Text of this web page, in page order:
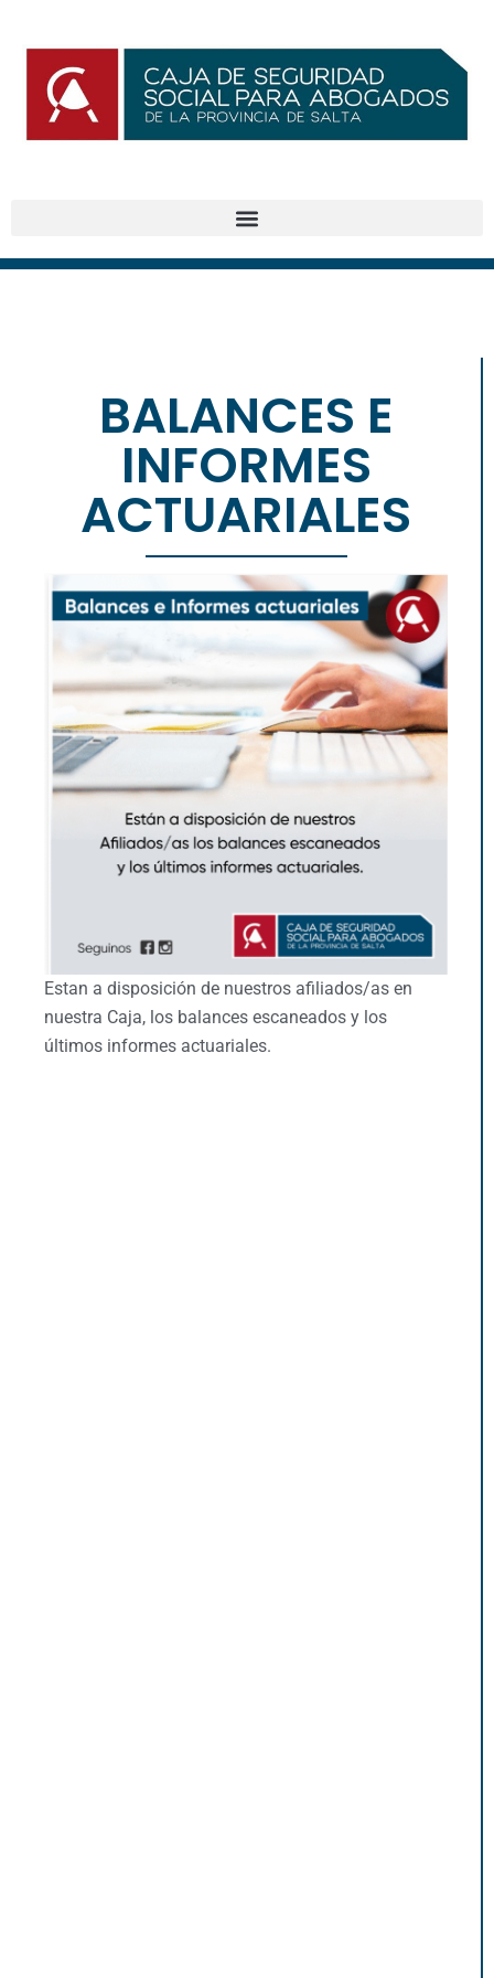
BALANCES E
INFORMES
ACTUARIALES
Estan a disposición de nuestros afiliados/as en
nuestra Caja, los balances escaneados y los
últimos informes actuariales.